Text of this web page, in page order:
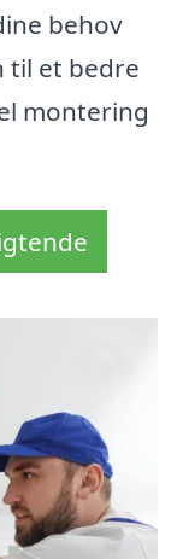
behov
til et bedre
montering